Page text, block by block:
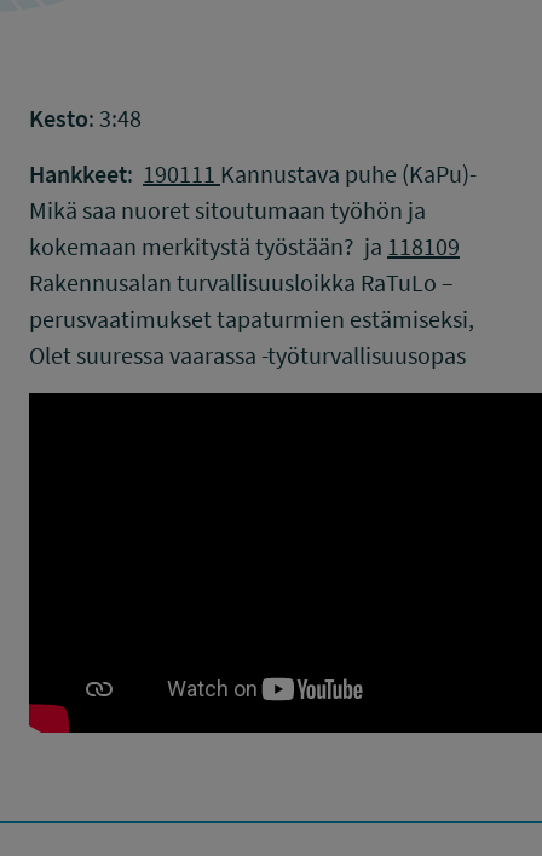
Kesto: 3:48
Hankkeet: 190111 Kannustava puhe (KaPu)-
Mikä saa nuoret sitoutumaan työhön ja
kokemaan merkitystä työstään? ja 118109
Rakennusalan turvallisuusloikka RaTuLo –
perusvaatimukset tapaturmien estämiseksi,
Olet suuressa vaarassa -työturvallisuusopas